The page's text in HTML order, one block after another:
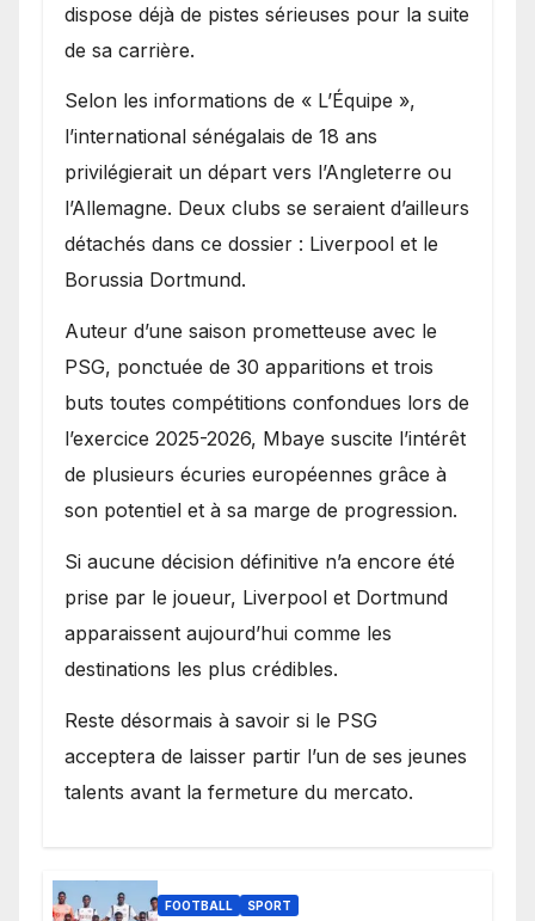
dispose déjà de pistes sérieuses pour la suite
de sa carrière.
Selon les informations de « L’Équipe »,
l’international sénégalais de 18 ans
privilégierait un départ vers l’Angleterre ou
l’Allemagne. Deux clubs se seraient d’ailleurs
détachés dans ce dossier : Liverpool et le
Borussia Dortmund.
Auteur d’une saison prometteuse avec le
PSG, ponctuée de 30 apparitions et trois
buts toutes compétitions confondues lors de
l’exercice 2025-2026, Mbaye suscite l’intérêt
de plusieurs écuries européennes grâce à
son potentiel et à sa marge de progression.
Si aucune décision définitive n’a encore été
prise par le joueur, Liverpool et Dortmund
apparaissent aujourd’hui comme les
destinations les plus crédibles.
Reste désormais à savoir si le PSG
acceptera de laisser partir l’un de ses jeunes
talents avant la fermeture du mercato.
FOOTBALL SPORT